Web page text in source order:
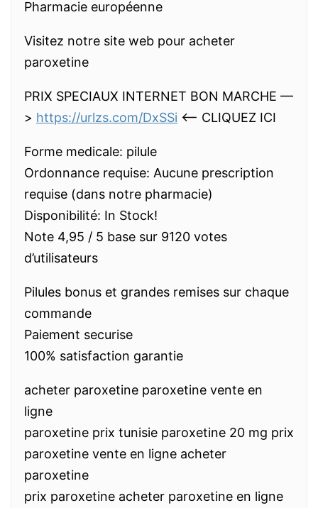
Pharmacie européenne
Visitez notre site web pour acheter
paroxetine
PRIX SPECIAUX INTERNET BON MARCHE —
> https://urlzs.com/DxSSi <— CLIQUEZ ICI
Forme medicale: pilule
Ordonnance requise: Aucune prescription
requise (dans notre pharmacie)
Disponibilité: In Stock!
Note 4,95 / 5 base sur 9120 votes
d’utilisateurs
Pilules bonus et grandes remises sur chaque
commande
Paiement securise
100% satisfaction garantie
acheter paroxetine paroxetine vente en
ligne
paroxetine prix tunisie paroxetine 20 mg prix
paroxetine vente en ligne acheter
paroxetine
prix paroxetine acheter paroxetine en ligne